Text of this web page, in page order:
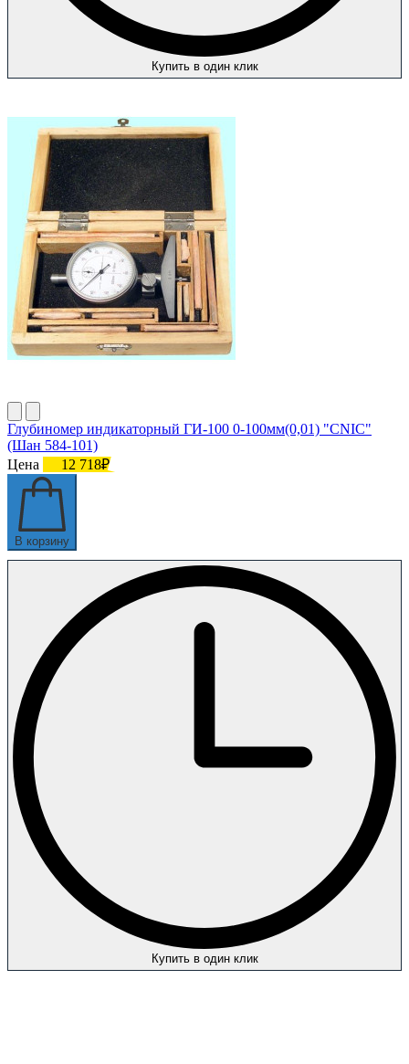
Купить в один клик
Глубиномер индикаторный ГИ-100 0-100мм(0,01) "CNIC"
(Шан 584-101)
Цена
12 718₽
В корзину
Купить в один клик